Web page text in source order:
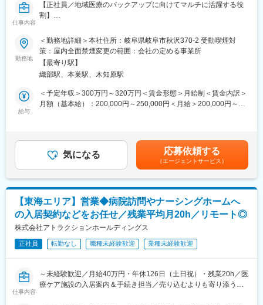
仕事内容
【正社員／地域医療のバックアップに向けてマルチに活躍する役
割】
■業務内容：
学校健診における心電図や尿検査、およびノロウイルス等のPCR
検査業務をご担当いただきます。検査に付帯する事務作業や検査
場所・拠点への運転業務も含め、地域医療のバックアップに向け
てマルチに活躍する役割です。
■業務詳細：
・検査データの入力、書類整理、および付帯する事務業務
・各検査拠点や学校等への、社用車を用いた運転業務
・会社が定める、その他臨床衛生検査に関係する各種業務
◎臨床検査技師の資格を活かし、病院の夜勤や突発的な対応に追
われることなく、規則正しいサイクルで健康的に働けます。
◎面接は1回を予定しており、マイカー通勤可能（無料駐車場あ
り）、企業年金や退職金制度など、将来を見据えて安心してリス
タートできる環境です。
◎転勤や異動はなく、岐阜の地に腰を据えて長く働ける環境で
す。
変更の範囲：会社の定める業務
勤務地
＜勤務地詳細＞本社住所：岐阜県岐阜市秋沢370-2 受動喫煙対
策：屋内全面禁煙変更の範囲：会社の定める事業所
【最寄り駅】
織部駅、本巣駅、木知原駅
給与
＜予定年収＞300万円～320万円＜賃金形態＞月給制＜賃金内訳＞
月額（基本給）：200,000円～250,000円＜月給＞200,000円～
気になる 応募依頼する
（エージェントサービス）
【東海エリア】営業◆病院訪問やナーシングホームへ
の入居契約などをお任せ／残業平均月20h／リモート◎
株式会社アトラクションホールディングス
正社員 転勤なし 職種未経験歓迎 業種未経験歓迎
仕事内容
～未経験歓迎／月給40万円・年休126日（土日祝）・残業20h／医
療ケア施設の入居案内＆手続き担当／売り込むよりも寄り添う。